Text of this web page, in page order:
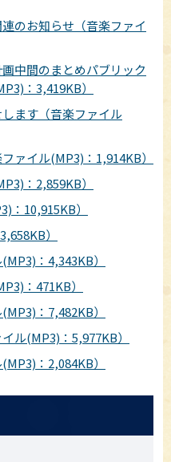
のお知らせ（音楽ファイ
中間のまとめパブリック
：3,419KB）
ます（音楽ファイル
ァイル(MP3)：1,914KB）
：2,859KB）
：10,915KB）
）
：4,343KB）
：471KB）
：7,482KB）
ル(MP3)：5,977KB）
：2,084KB）